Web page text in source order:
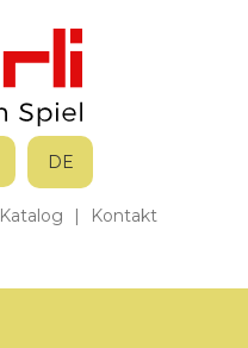
Katalog | Kontakt
DE